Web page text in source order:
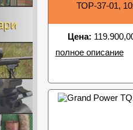
ТОР-37-01,
Цена:
полное описание